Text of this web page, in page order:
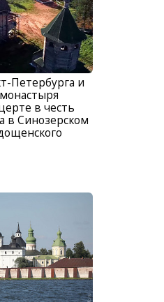
Петербурга и
в честь
в Синозерском